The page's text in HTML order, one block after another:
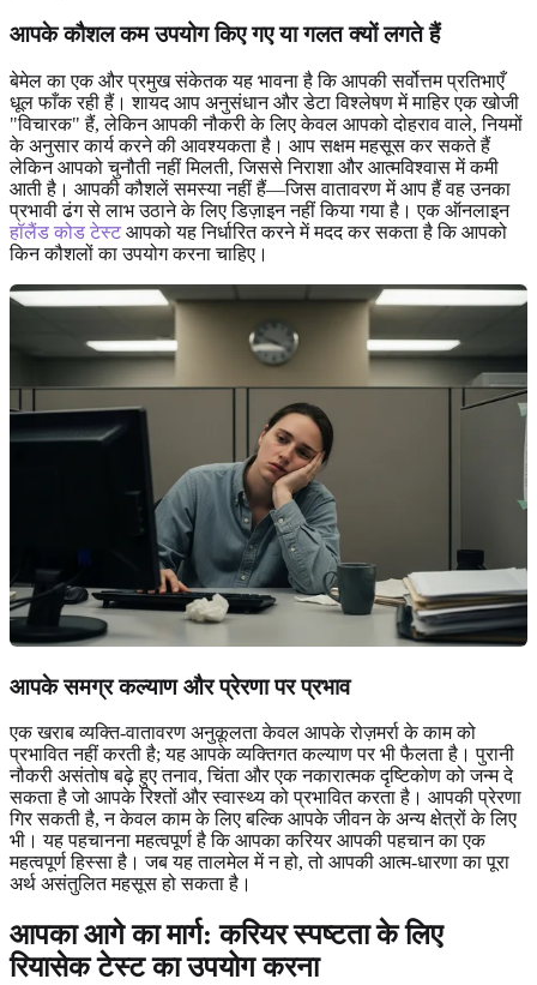
आपके कौशल कम उपयोग किए गए या गलत क्यों लगते हैं
बेमेल का एक और प्रमुख संकेतक यह भावना है कि आपकी सर्वोत्तम प्रतिभाएँ
धूल फाँक रही हैं। शायद आप अनुसंधान और डेटा विश्लेषण में माहिर एक खोजी
"विचारक" हैं, लेकिन आपकी नौकरी के लिए केवल आपको दोहराव वाले, नियमों
के अनुसार कार्य करने की आवश्यकता है। आप सक्षम महसूस कर सकते हैं
लेकिन आपको चुनौती नहीं मिलती, जिससे निराशा और आत्मविश्वास में कमी
आती है। आपकी कौशलें समस्या नहीं हैं—जिस वातावरण में आप हैं वह उनका
प्रभावी ढंग से लाभ उठाने के लिए डिज़ाइन नहीं किया गया है। एक ऑनलाइन
हॉलैंड कोड टेस्टआपको यह निर्धारित करने में मदद कर सकता है कि आपको
किन कौशलों का उपयोग करना चाहिए।
आपके समग्र कल्याण और प्रेरणा पर प्रभाव
एक खराब व्यक्ति-वातावरण अनुकूलता केवल आपके रोज़मर्रा के काम को
प्रभावित नहीं करती है; यह आपके व्यक्तिगत कल्याण पर भी फैलता है। पुरानी
नौकरी असंतोष बढ़े हुए तनाव, चिंता और एक नकारात्मक दृष्टिकोण को जन्म दे
सकता है जो आपके रिश्तों और स्वास्थ्य को प्रभावित करता है। आपकी प्रेरणा
गिर सकती है, न केवल काम के लिए बल्कि आपके जीवन के अन्य क्षेत्रों के लिए
भी। यह पहचानना महत्वपूर्ण है कि आपका करियर आपकी पहचान का एक
महत्वपूर्ण हिस्सा है। जब यह तालमेल में न हो, तो आपकी आत्म-धारणा का पूरा
अर्थ असंतुलित महसूस हो सकता है।
आपका आगे का मार्ग: करियर स्पष्टता के लिए
रियासेक टेस्ट का उपयोग करना